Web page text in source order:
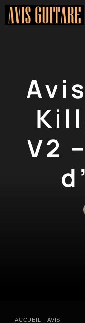
Aller
V2
ACCUEIL - AVIS